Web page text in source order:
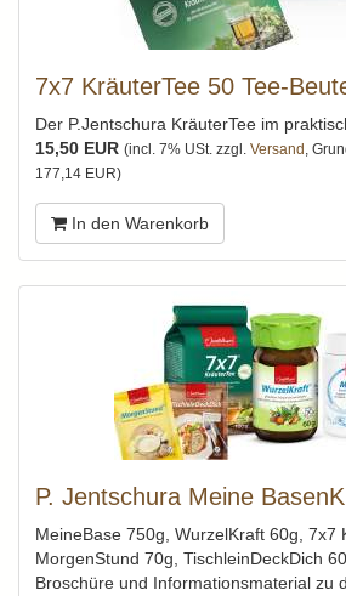
7x7 KräuterTee 50 Tee-
Der P.Jentschura KräuterTee im
15,50 EUR (incl. 7% USt. zzgl. Versand ,
177,14 EUR)
In den Warenkorb
P. Jentschura Meine
MeineBase 750g, WurzelKraft 60g, 7x7
MorgenStund 70g, TischleinDeckDich
Broschüre und Informationsmaterial zu